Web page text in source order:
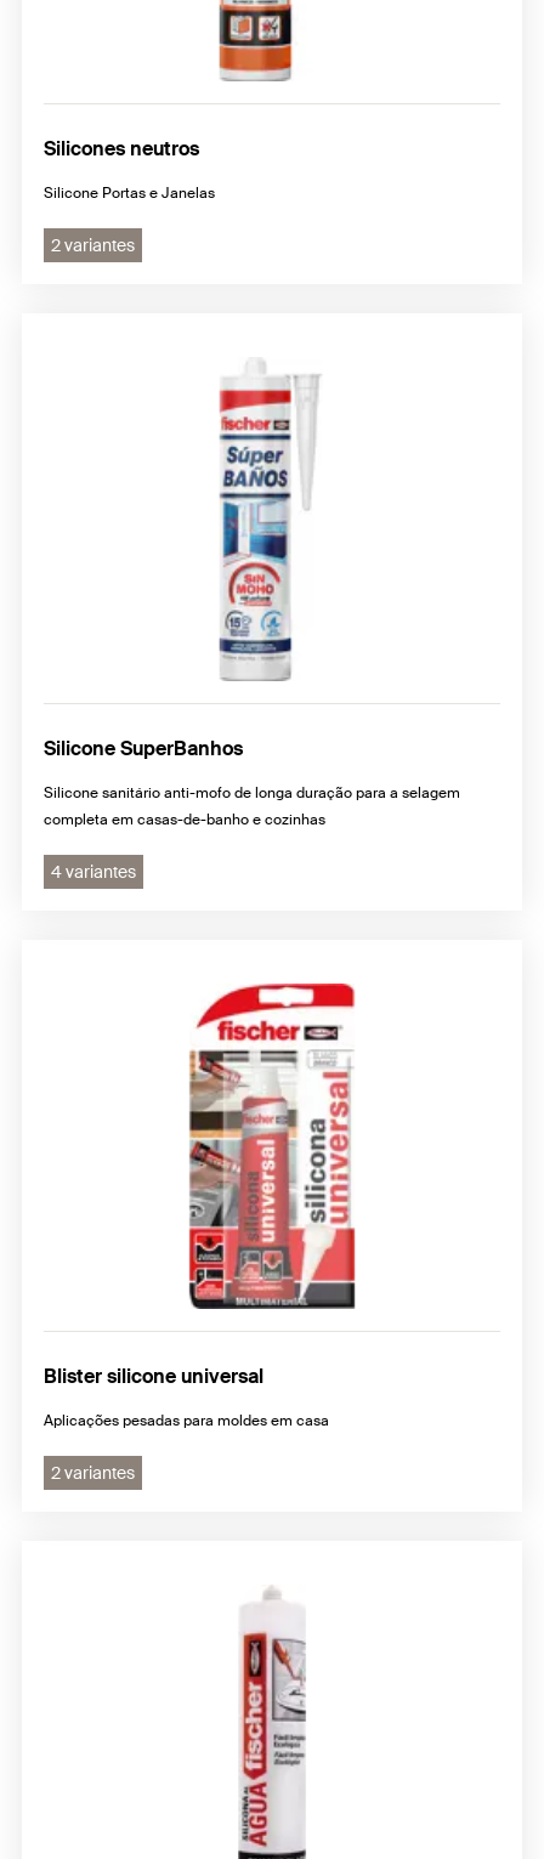
Silicones neutros
Silicone Portas e Janelas
2 variantes
Silicone SuperBanhos
Silicone sanitário anti-mofo de longa duração para a selagem
completa em casas-de-banho e cozinhas
4 variantes
Blister silicone universal
Aplicações pesadas para moldes em casa
2 variantes